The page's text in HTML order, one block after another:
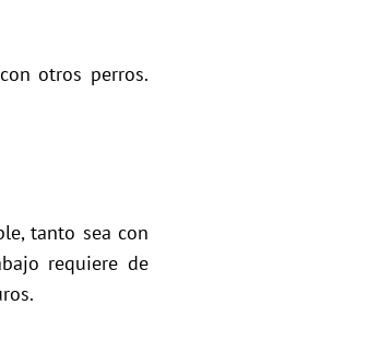
otros perros.
tanto sea con
requiere de